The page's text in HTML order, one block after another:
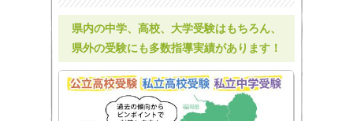
県内の中学、高校、大学受験はもちろん、
県外の受験にも多数指導実績があります！